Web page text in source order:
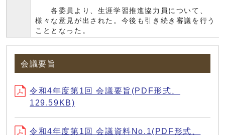
各委員より、生涯学習推進協力員について、
様々な意見が出された。今後も引き続き審議を行う
こととなった。
会議要旨
令和4年度第1回 会議要旨(PDF形式、
129.59KB)
令和4年度第1回 会議資料No.1(PDF形式、